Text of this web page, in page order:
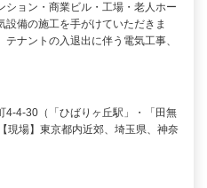
ション・商業ビル・工場・老人ホー
設備の施工を手がけていただきま
ナントの入退出に伴う電気工事、
4-4-30（「ひばりヶ丘駅」・「田無
現場】東京都内近郊、埼玉県、神奈